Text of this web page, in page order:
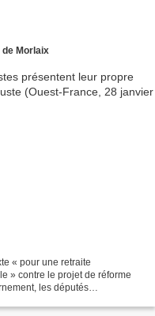
Morlaix
« pour une retraite
» contre le projet de réforme
les députés